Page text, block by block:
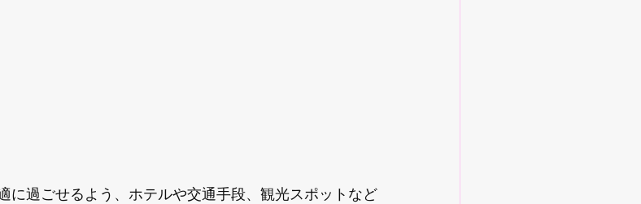
に過ごせるよう、ホテルや交通手段、観光スポットなど